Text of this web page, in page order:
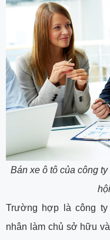
Bán xe ô tô của công
Trường hợp là công
nhân làm chủ sở hữu